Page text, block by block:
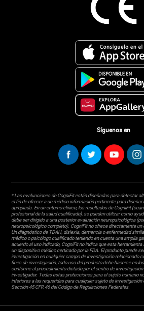
Síguenos en
* Las evaluaciones de CogniFit están diseñadas para detectar
el fin de ofrecer a un médico información pertinente para
apropiada. En un entorno clínico, los resultados de CogniFit
profesional de la salud cualificado), se pueden utilizar como
debe ser dirigido a una posterior evaluación neuropsicológica
neuropsicológico completo). CogniFit no ofrece directamente un
Un diagnóstico de TDAH, dislexia, demencia o enfermedad
médico o psicólogo cualificado teniendo en cuenta una amplia
acuerdo al uso indicado, CogniFit no indica que esta
un dispositivo médico certicado por la FDA. El producto puede
investigación en cualquier campo de investigación relacionado
fines de investigación, todo uso del producto debe hacerse en
conforme al procedimiento dictado por el centro de
investigador. Todas estas protecciones para el sujeto humano
inferiores a las requeridas para cualquier sujeto de investigación
Sección 45 CFR 46 del Código de Regulaciones Federales.